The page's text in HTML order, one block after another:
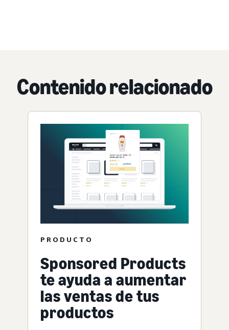
Contenido relacionado
PRODUCTO
Sponsored Products
te ayuda a aumentar
las ventas de tus
productos